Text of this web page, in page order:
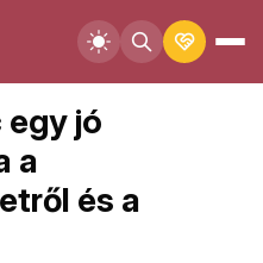
jó
a
és a